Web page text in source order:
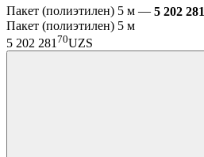
Пакет (полиэтилен) 5 м — 5 202 281
Пакет (полиэтилен) 5 м
5 202 281 70UZS